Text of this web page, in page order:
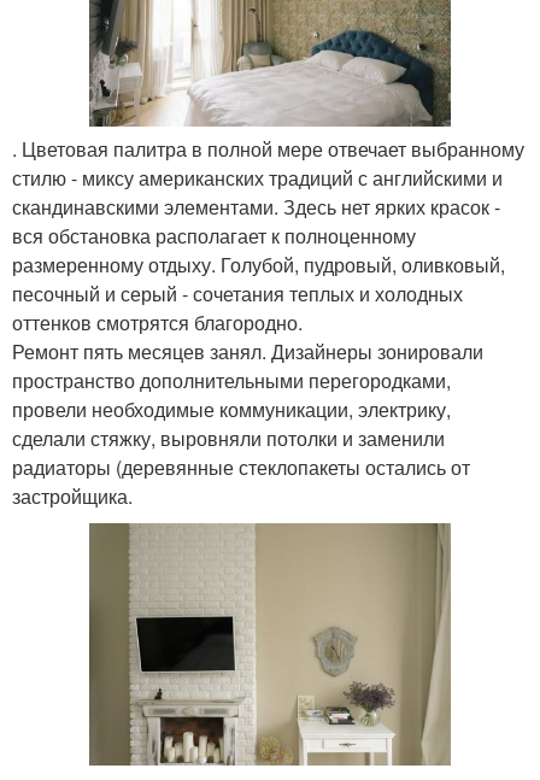
. Цветовая палитра в полной мере отвечает выбранному
стилю - миксу американских традиций с английскими и
скандинавскими элементами. Здесь нет ярких красок -
вся обстановка располагает к полноценному
размеренному отдыху. Голубой, пудровый, оливковый,
песочный и серый - сочетания теплых и холодных
оттенков смотрятся благородно.
Ремонт пять месяцев занял. Дизайнеры зонировали
пространство дополнительными перегородками,
провели необходимые коммуникации, электрику,
сделали стяжку, выровняли потолки и заменили
радиаторы (деревянные стеклопакеты остались от
застройщика.